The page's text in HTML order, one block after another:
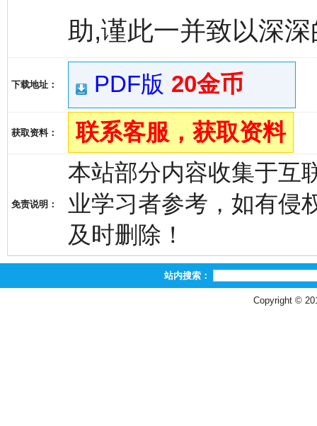
助,谨此一并致以深
下载地址： PDF版 20金币
获取资料： 联系客服，获取资料
免责说明：
本站部分内容收集于互
业学习者参考，如有侵
及时删除！
站内搜索：
Copyright ©